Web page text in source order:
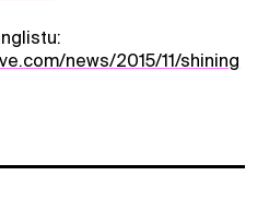
news/2015/11/shining